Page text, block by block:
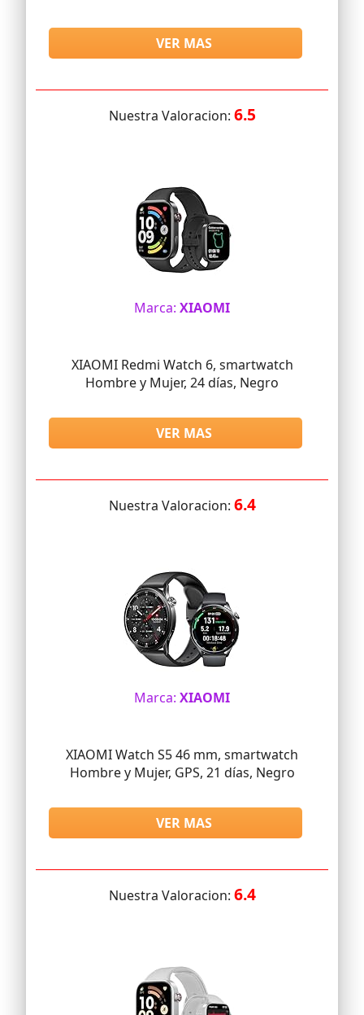
VER MAS
Nuestra Valoracion: 6.5
Marca: XIAOMI
XIAOMI Redmi Watch 6, smartwatch
Hombre y Mujer, 24 días, Negro
VER MAS
Nuestra Valoracion: 6.4
Marca: XIAOMI
XIAOMI Watch S5 46 mm, smartwatch
Hombre y Mujer, GPS, 21 días, Negro
VER MAS
Nuestra Valoracion: 6.4